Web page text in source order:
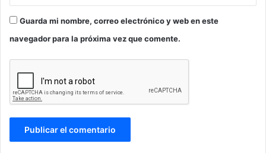
Guarda mi nombre, correo electrónico y web en este
navegador para la próxima vez que comente.